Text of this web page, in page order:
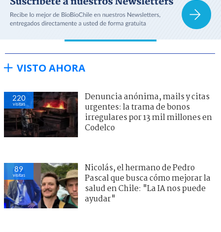
VISTO AHORA
220
visitas
Denuncia anónima, mails y citas
urgentes: la trama de bonos
irregulares por 13 mil millones en
Codelco
89
visitas
Nicolás, el hermano de Pedro
Pascal que busca cómo mejorar la
salud en Chile: "La IA nos puede
ayudar"